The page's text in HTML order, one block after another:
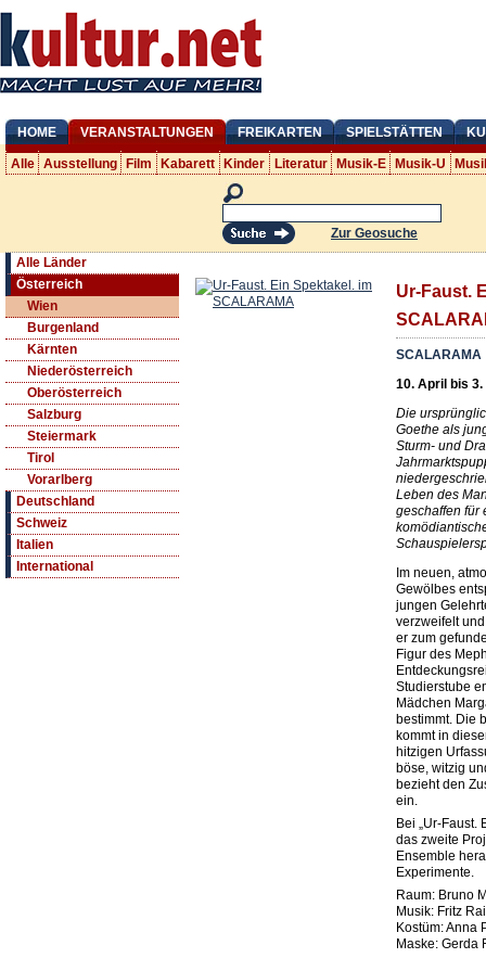
HOME VERANSTALTUNGEN FREIKARTEN SPIELSTÄTTEN
Alle Ausstellung Film Kabarett Kinder Literatur Musik-E Musik-U
Zur Geosuche
Alle Länder
Österreich
Wien
Burgenland
Kärnten
Niederösterreich
Oberösterreich
Salzburg
Steiermark
Tirol
Vorarlberg
Deutschland
Schweiz
Italien
International
Ur-Faust.
SCALARAMA
10. April bis 3.
Die
Goethe als
Sturm- und
Leben des
geschaffen für
Im neuen,
Gewölbes
jungen
verzweifelt
er zum
Figur des
Studierstube
Mädchen
bestimmt. Die
kommt in
hitzigen
böse, witzig
bezieht den
ein.
Bei „Ur-Faust.
das zweite
Ensemble
Experimente.
Raum: Bruno
Musik: Fritz
Kostüm: Anna
Maske: Gerda